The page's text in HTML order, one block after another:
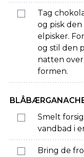
Tag
og pisk
elpisker.
og stil den
natten
formen.
Smelt
vandbad i
Bring de